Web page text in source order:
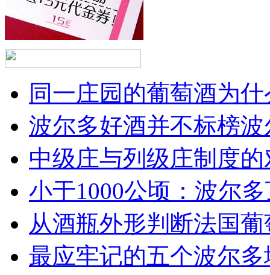
同一庄园的葡萄酒为
波尔多好酒并不标榜
中级庄与列级庄制度
小于1000公顷：波尔
从酒瓶外形判断法国
最应牢记的五个波尔多